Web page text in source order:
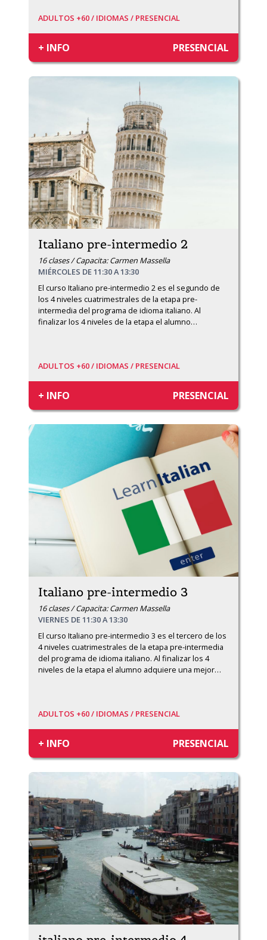
ADULTOS +60 / IDIOMAS / PRESENCIAL
+ INFO PRESENCIAL
Italiano pre-intermedio 2
16 clases / Capacita: Carmen Massella
MIÉRCOLES DE 11:30 A 13:30
El curso Italiano pre-intermedio 2 es el segundo de
los 4 niveles cuatrimestrales de la etapa pre-
intermedia del programa de idioma italiano. Al
finalizar los 4 niveles de la etapa el alumno…
ADULTOS +60 / IDIOMAS / PRESENCIAL
+ INFO PRESENCIAL
Italiano pre-intermedio 3
16 clases / Capacita: Carmen Massella
VIERNES DE 11:30 A 13:30
El curso Italiano pre-intermedio 3 es el tercero de los
4 niveles cuatrimestrales de la etapa pre-intermedia
del programa de idioma italiano. Al finalizar los 4
niveles de la etapa el alumno adquiere una mejor…
ADULTOS +60 / IDIOMAS / PRESENCIAL
+ INFO PRESENCIAL